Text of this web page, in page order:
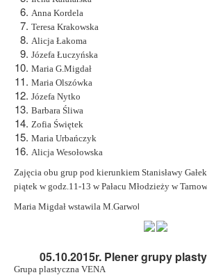
Anna Kordela
Teresa Krakowska
Alicja Łakoma
Józefa Łuczyńska
Maria G.Migdał
Maria Olszówka
Józefa Nytko
Barbara Śliwa
Zofia Świętek
Maria Urbańczyk
Alicja Wesołowska
Zajęcia obu grup pod kierunkiem Stanisławy
piątek w godz.11-13 w Pałacu Młodzieży w
Maria Migdał wstawila M.Garwol
05.10.2015r. Plener grupy
Grupa plastyczna VENA